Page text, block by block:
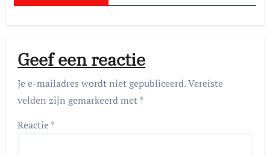
Geef een reactie
Je e-mailadres wordt niet gepubliceerd.Vereiste
velden zijn gemarkeerd met*
Reactie*